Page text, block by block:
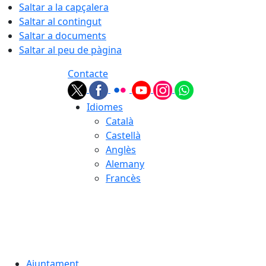
Saltar a la capçalera
Saltar al contingut
Saltar a documents
Saltar al peu de pàgina
Contacte
Idiomes
Català
Castellà
Anglès
Alemany
Francès